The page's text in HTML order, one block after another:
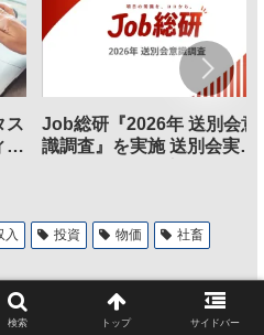
ス
ン
Job総研『2026年 送別会意
識調査』を実施 送別会実施
入 投資 物価
社畜
アする
検索 トップ サイドバー